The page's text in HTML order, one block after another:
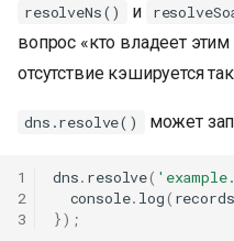
resolveNs() и
вопрос «кто владеет
отсутствие кэшируется
dns.resolve() может
1
2
3
dns. resolve(
console. log( records
});